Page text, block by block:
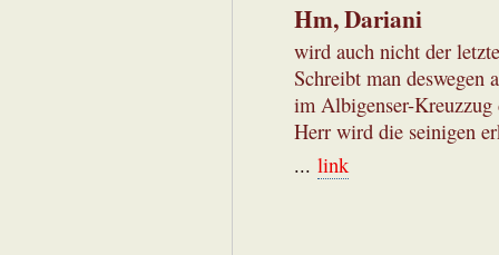
Hm, Dariani
wird auch nicht der
Schreibt man deswegen
im Albigenser-Kreuzzug
Herr wird die seinigen
... link